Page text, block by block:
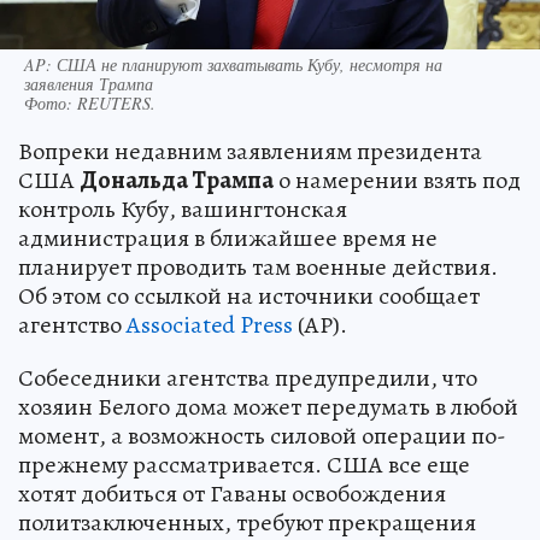
AP: США не планируют захватывать Кубу, несмотря на
заявления Трампа
Фото: REUTERS.
Вопреки недавним заявлениям президента
СШАДональда Трампао намерении взять под
контроль Кубу, вашингтонская
администрация в ближайшее время не
планирует проводить там военные действия.
Об этом со ссылкой на источники сообщает
агентствоAssociated Press (АР).
Собеседники агентства предупредили, что
хозяин Белого дома может передумать в любой
момент, а возможность силовой операции по-
прежнему рассматривается. США все еще
хотят добиться от Гаваны освобождения
политзаключенных, требуют прекращения